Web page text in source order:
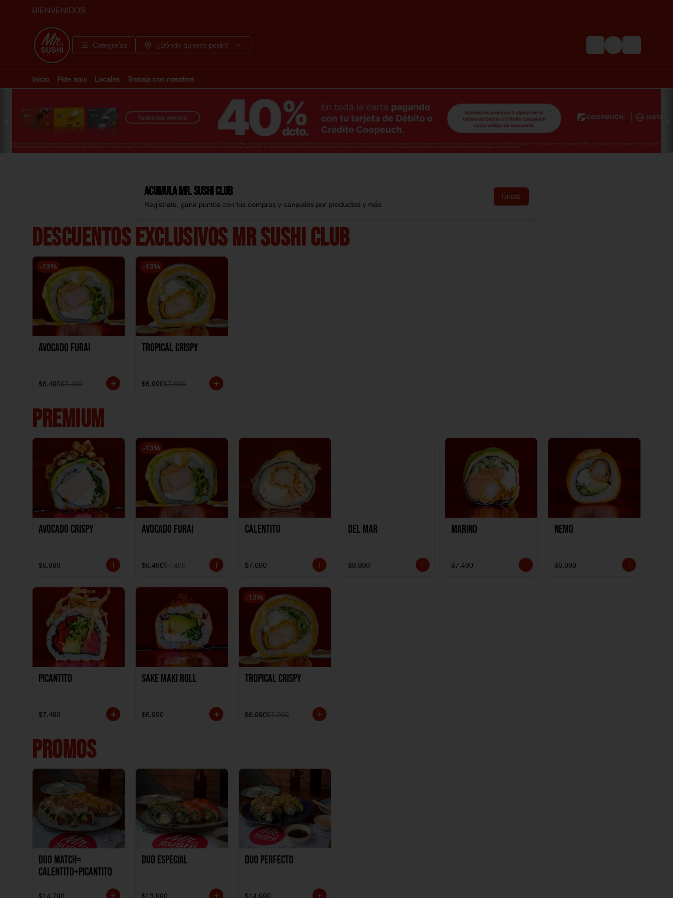
BIENVENIDOS
Categorías ¿Dónde quieres pedir?
Login
Inicio Pide aquí Locales Trabaja con nosotros
AcumulaMr. Sushi Club
Regístrate, gana puntos con tus compras y canjealos por productos y más
Únete
DESCUENTOS EXCLUSIVOS MR SUSHI CLUB
-13%
Avocado Furai
$6.490$7.490
-13%
Tropical crispy
$6.990$7.990
PREMIUM
Avocado Crispy
$6.990
-13%
Avocado Furai
$6.490$7.490
Calentito
$7.690
Del Mar
$8.990
Marino
$7.490
Nemo
$6.990
Picantito
$7.490
Sake Maki Roll
$6.990
-13%
Tropical crispy
$6.990$7.990
PROMOS
DUO MATCH=
CALENTITO+PICANTITO
$14.790
Duo especial
$13.990
Duo perfecto
$14.990